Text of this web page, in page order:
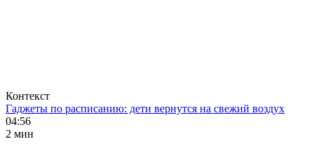
Контекст
Гаджеты по расписанию: дети вернутся на свежий воздух
04:56
2 мин